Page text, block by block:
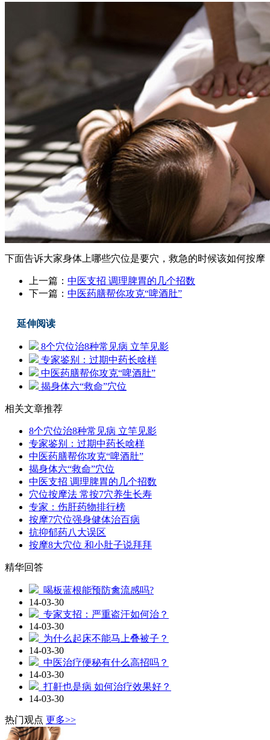
下面告诉大家身体上哪些穴位是要穴，救急的时候该如何按摩
上一篇： 中医支招 调理脾胃的几个招数
下一篇： 中医药膳帮你攻克“啤酒肚”
延伸阅读
8个穴位治8种常见病 立竿见影
专家鉴别：过期中药长啥样
中医药膳帮你攻克“啤酒肚”
揭身体六“救命”穴位
相关文章推荐
8个穴位治8种常见病 立竿见影
专家鉴别：过期中药长啥样
中医药膳帮你攻克“啤酒肚”
揭身体六“救命”穴位
中医支招 调理脾胃的几个招数
穴位按摩法 常按7穴养生长寿
专家：伤肝药物排行榜
按摩7穴位强身健体治百病
抗抑郁药八大误区
按摩8大穴位 和小肚子说拜拜
精华回答
喝板蓝根能预防禽流感吗?
14-03-30
专家支招：严重盗汗如何治？
14-03-30
为什么起床不能马上叠被子？
14-03-30
中医治疗便秘有什么高招吗？
14-03-30
打鼾也是病 如何治疗效果好？
14-03-30
热门观点 更多>>